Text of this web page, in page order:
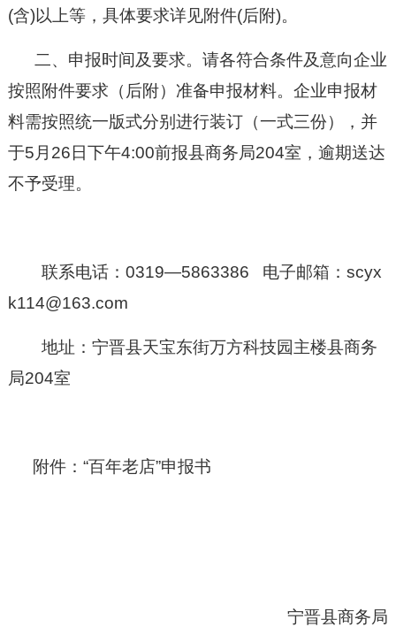
(含)以上等，具体要求详见附件(后附)。
二、申报时间及要求。请各符合条件及意向企业
按照附件要求（后附）准备申报材料。企业申报材
料需按照统一版式分别进行装订（一式三份），并
于5月26日下午4:00前报县商务局204室， 逾期送达
不予受理。
联系电话：0319—5863386 电子邮箱：scyx
k114@163.com
地址：宁晋县天宝东街万方科技园主楼县商务
局204室
附件： “百年老店”申报书
宁晋县商务局